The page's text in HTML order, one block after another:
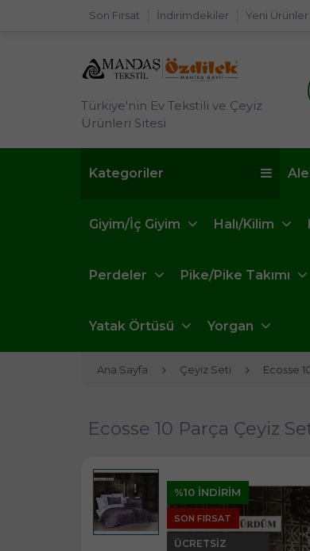
Son Fırsat İndirimdekiler Yeni Ürünler
Türkiye'nin Ev Tekstili ve Çeyiz
Ürünleri Sitesi
Kategoriler
Giyim/İç Giyim Halı/Kilim
Perdeler Pike/Pike Takımı
Yatak Örtüsü Yorgan
Ana Sayfa Çeyiz Seti Ecosse
Ecosse 10 Parça Çeyiz
%10 İNDİRİM
SON FIRSAT
ÜCRETSIZ